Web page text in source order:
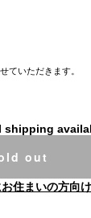
ていただきます。
shipping
out
住まいの方向け